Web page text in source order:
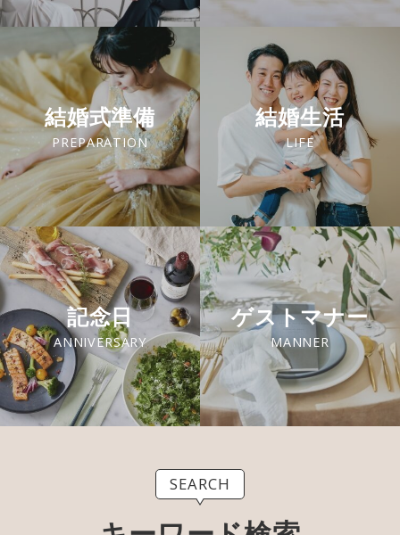
結婚式準備
PREPARATION
結婚生活
LIFE
記念日
ANNIVERSARY
ゲストマナー
MANNER
SEARCH